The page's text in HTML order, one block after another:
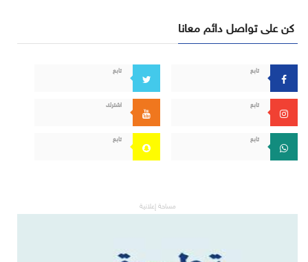
كن على تواصل دائم معانا
تابع تابع
تابع اشترك
تابع تابع
مساحة إعلانية